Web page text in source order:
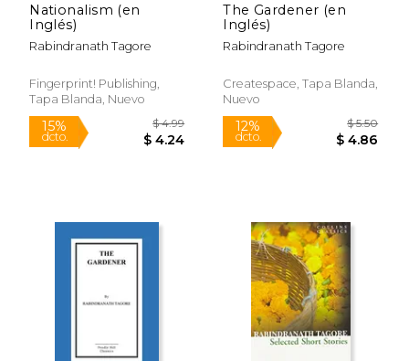
Nationalism (en
Inglés)
Rabindranath Tagore
Fingerprint! Publishing,
Tapa Blanda, Nuevo
The Gardener (en
Inglés)
Rabindranath Tagore
Createspace, Tapa Blanda,
Nuevo